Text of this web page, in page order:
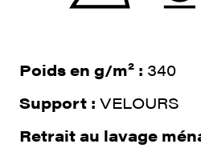
Poids en g/m² : 340
Support : VELOURS
Retrait au lavage